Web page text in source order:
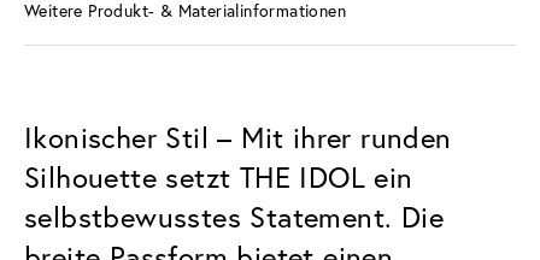
Weitere Produkt- & Materialinformationen
Ikonischer Stil – Mit ihrer runden
Silhouette setzt THE IDOL ein
selbstbewusstes Statement. Die